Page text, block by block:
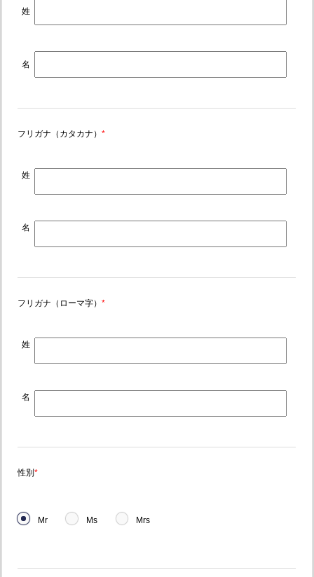
姓
名
フリガナ（カタカナ）*
姓
名
フリガナ（ローマ字）*
姓
名
性別*
Mr Ms Mrs